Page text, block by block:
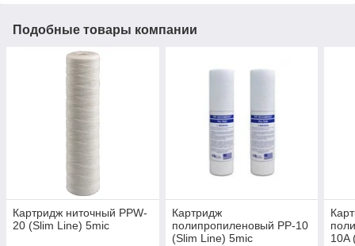
Подобные товары компании
Картридж ниточный PPW-
20 (Slim Line) 5mic
Картридж
полипропиленовый PP-10
(Slim Line) 5mic
10A